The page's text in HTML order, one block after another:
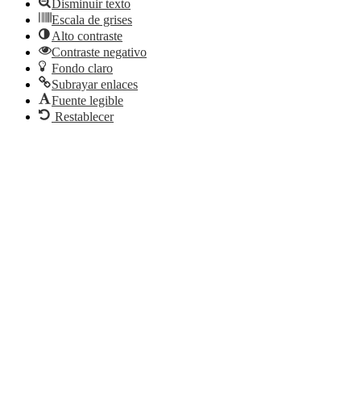
Disminuir texto
Escala de grises
Alto contraste
Contraste negativo
Fondo claro
Subrayar enlaces
Fuente legible
Restablecer